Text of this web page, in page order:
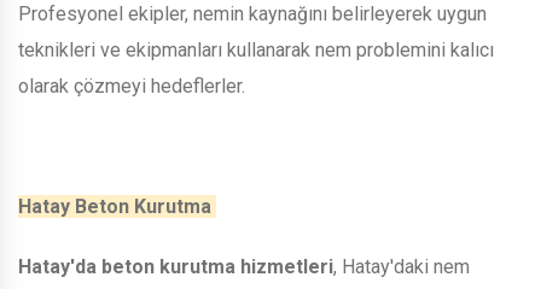
Profesyonel ekipler, nemin kaynağını belirleyerek uygun
teknikleri ve ekipmanları kullanarak nem problemini kalıcı
olarak çözmeyi hedeflerler.
Hatay Beton Kurutma
Hatay'da beton kurutma hizmetleri, Hatay'daki nem